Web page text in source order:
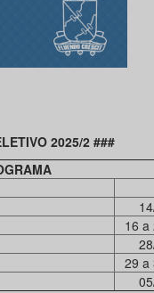
2025/2 ###
16 a
29 a